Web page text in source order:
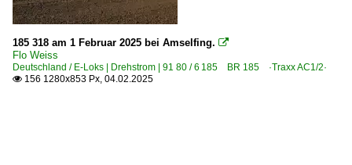
185 318 am 1 Februar 2025 bei Amselfing. 
Flo Weiss
Deutschland / E-Loks | Drehstrom | 91 80 / 6 185 BR 185 ·Traxx AC1/2·
 156 1280x853 Px, 04.02.2025